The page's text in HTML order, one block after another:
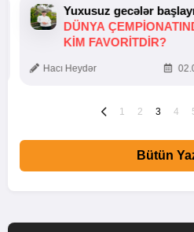
Yuxusuz gecələr
DÜNYA
KIM FAVORITDIR?
Hacı Heydər
1 2 3 4
Bütün